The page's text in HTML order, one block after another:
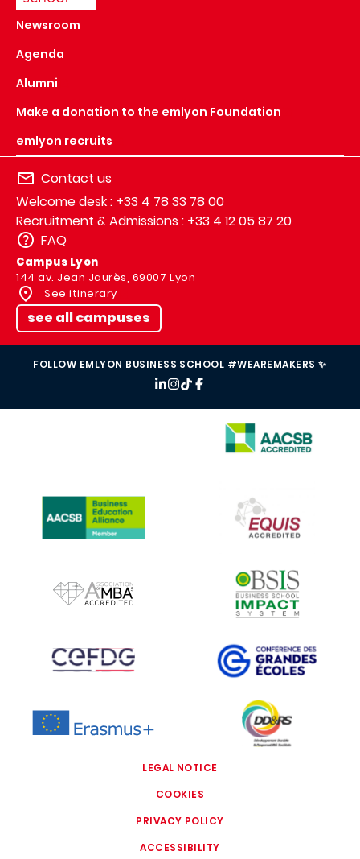
Newsroom
Agenda
Alumni
Make a donation to the emlyon Foundation
emlyon recruits
Contact us
Welcome desk : +33 4 78 33 78 00
Recruitment & Admissions : +33 4 12 05 87 20
FAQ
Campus Lyon
144 av. Jean Jaurès, 69007 Lyon
See itinerary
see all campuses
FOLLOW EMLYON BUSINESS SCHOOL #WEAREMAKERS ✨
IMAGE
IMAGE
IMAGE
IMAGE IMAGE
LEGAL NOTICE
COOKIES
PRIVACY POLICY
ACCESSIBILITY